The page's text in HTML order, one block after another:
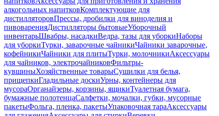
алкогольных напитковКомплектующие для
дистилляторовПрессы, дробилки для виноделия и
пивоваренияДистилляторы бытовыеУборочный
инвентарьШвабры, насадкиВедра, тазы для уборкиНаборы
для уборкиТурки, заварочные чайникиЧайники заварочные,
кофейникиЧайники для плитыТурки, молочникиАксессуары
для чайников, электрочайниковФильтры-
кувшиныХозяйственные товарыСушилки для белья,
прищепкиГладильные доскиУрны, контейнеры для
мусораОрганайзеры, корзины, ящикиТуалетная бумага,
бумажные полотенцаСалфетки, мочалки, губки, мусорные
пакетыФольга, пленка, пакетыУпаковочная тараАксессуары